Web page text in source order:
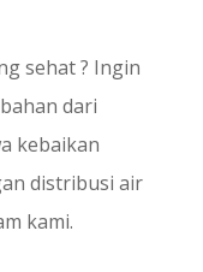
sehat ? Ingin
dari
kebaikan
distribusi air
kami.